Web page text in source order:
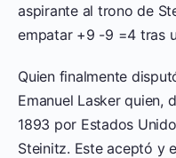
aspirante al trono de
empatar +9 -9 =4 tras
Quien finalmente
Emanuel Lasker quien,
1893 por Estados
Steinitz. Este aceptó y